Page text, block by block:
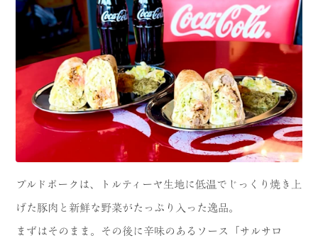
プルドポークは、トルティーヤ生地に低温でじっくり焼き上
げた豚肉と新鮮な野菜がたっぷり入った逸品。
まずはそのまま。その後に辛味のあるソース「サルサロ